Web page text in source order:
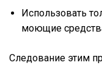
Использовать
моющие
Следование этим